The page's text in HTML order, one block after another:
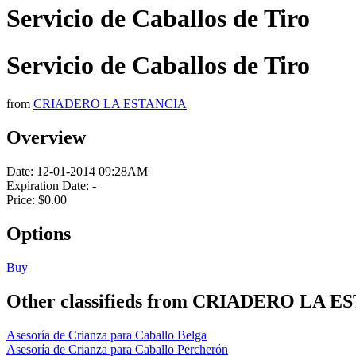
Servicio de Caballos de Tiro
Servicio de Caballos de Tiro
from CRIADERO LA ESTANCIA
Overview
Date: 12-01-2014 09:28AM
Expiration Date: -
Price: $0.00
Options
Buy
Other classifieds from CRIADERO LA
Asesoría de Crianza para Caballo Belga
Asesoría de Crianza para Caballo Percherón